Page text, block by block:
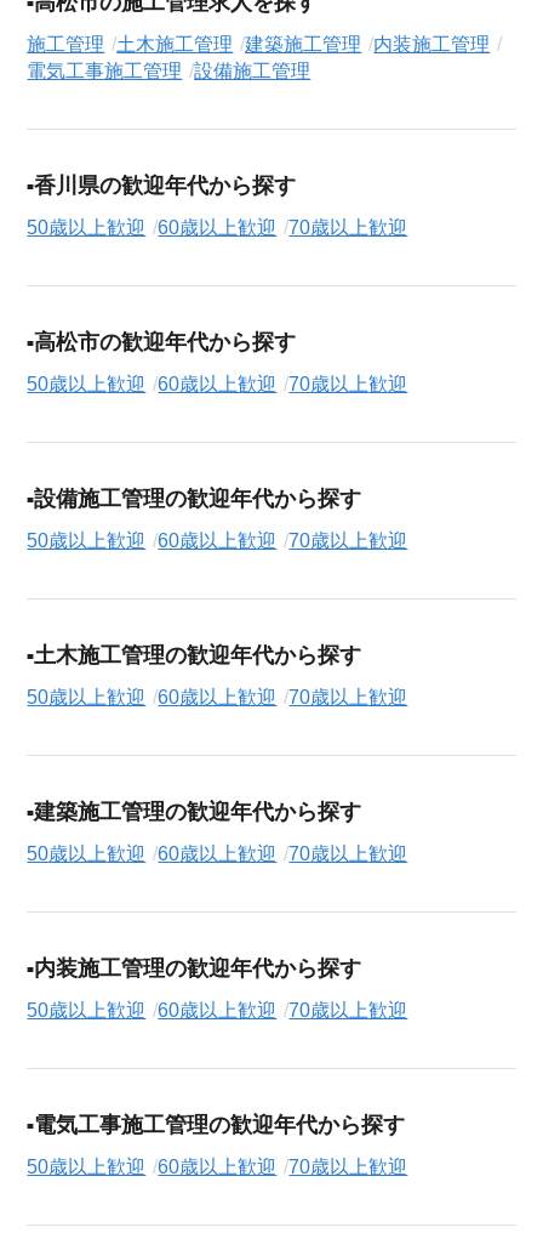
援サービス（無料）にお申し込みください。
施工管理 土木施工管理 建築施工管理
内装施工管理
電気工事施工管理
設備施工管理
香川県の歓迎年代から探す
50歳以上歓迎 60歳以上歓迎 70歳以上歓迎
高松市の歓迎年代から探す
50歳以上歓迎 60歳以上歓迎 70歳以上歓迎
設備施工管理の歓迎年代から探す
50歳以上歓迎 60歳以上歓迎 70歳以上歓迎
土木施工管理の歓迎年代から探す
50歳以上歓迎 60歳以上歓迎 70歳以上歓迎
建築施工管理の歓迎年代から探す
50歳以上歓迎 60歳以上歓迎 70歳以上歓迎
内装施工管理の歓迎年代から探す
50歳以上歓迎 60歳以上歓迎 70歳以上歓迎
電気工事施工管理の歓迎年代から探す
50歳以上歓迎 60歳以上歓迎 70歳以上歓迎